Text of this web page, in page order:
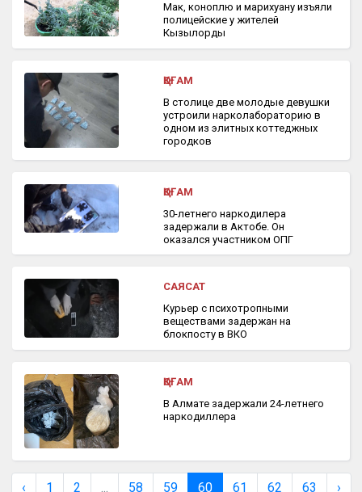
Мак, коноплю и марихуану изъяли
полицейские у жителей
Кызылорды
ҚОҒАМ
В столице две молодые девушки
устроили нарколабораторию в
одном из элитных коттеджных
городков
ҚОҒАМ
30-летнего наркодилера
задержали в Актобе. Он
оказался участником ОПГ
САЯСАТ
Курьер с психотропными
веществами задержан на
блокпосту в ВКО
ҚОҒАМ
В Алмате задержали 24-летнего
наркодиллера
‹ 1 2 ... 58 59 60 61 62 63 ›